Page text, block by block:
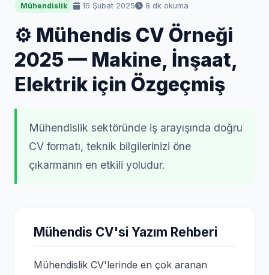
Mühendislik 15 Şubat 2025 8 dk okuma
⚙️ Mühendis CV Örneği
2025 — Makine, İnşaat,
Elektrik için Özgeçmiş
Mühendislik sektöründe iş arayışında doğru
CV formatı, teknik bilgilerinizi öne
çıkarmanın en etkili yoludur.
Mühendis CV'si Yazım Rehberi
Mühendislik CV'lerinde en çok aranan